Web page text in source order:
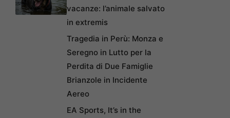
vacanze: l’animale salvato
in extremis
Tragedia in Perù: Monza e
Seregno in Lutto per la
Perdita di Due Famiglie
Brianzole in Incidente
Aereo
EA Sports, It’s in the